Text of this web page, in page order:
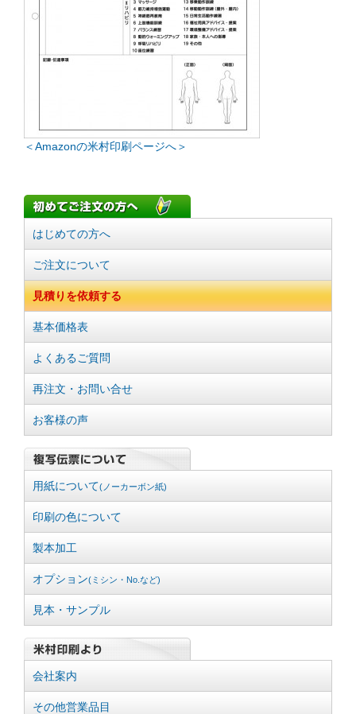
＜Amazonの米村印刷ページへ＞
はじめての方へ
ご注文について
見積りを依頼する
基本価格表
よくあるご質問
再注文・お問い合せ
お客様の声
用紙について(ノーカーボン紙)
印刷の色について
製本加工
オプション(ミシン・No.など)
見本・サンプル
会社案内
その他営業品目